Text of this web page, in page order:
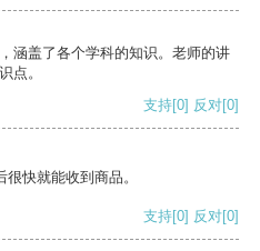
涵盖了各个学科的知识。老师的讲
点。
支持[0] 反对[0]
快就能收到商品。
支持[0] 反对[0]